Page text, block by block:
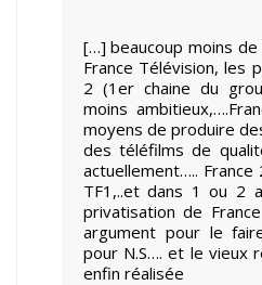
[…] beaucoup moins
France Télévision, les
2 (1er chaine du
moins
moyens de produire
des téléfilms de
actuellement….. France
TF1,..et dans 1 ou 2
privatisation de
argument pour le
pour N.S…. et le vieux
enfin réalisée